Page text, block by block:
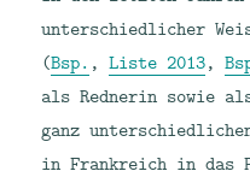
unterschiedlicher
(Bsp. ,Liste 2013,
als Rednerin sowie
ganz
in Frankreich in das